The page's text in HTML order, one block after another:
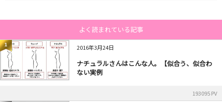
よく読まれている記事
1 2016年3月24日
ナチュラルさんはこんな人。【似合う、似合わ
ない実例
193095 PV